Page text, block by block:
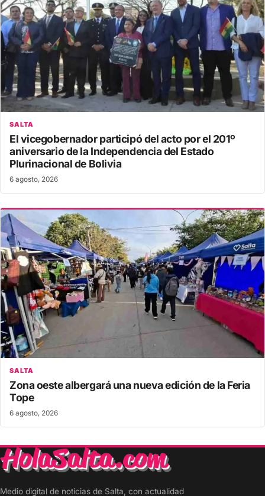
SALTA
El vicegobernador participó del acto por el 201º
aniversario de la Independencia del Estado
Plurinacional de Bolivia
6 agosto, 2026
SALTA
Zona oeste albergará una nueva edición de la Feria
Tope
6 agosto, 2026
Medio digital de noticias de Salta, con actualidad